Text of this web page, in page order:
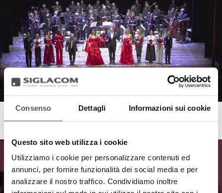
Consenso Dettagli Informazioni sui cookie
Questo sito web utilizza i cookie
Utilizziamo i cookie per personalizzare contenuti ed
annunci, per fornire funzionalità dei social media e per
analizzare il nostro traffico. Condividiamo inoltre
Sberna
Crazy for Music